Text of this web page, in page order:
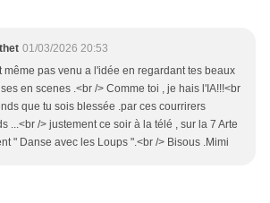
01/03/2026 20:53
même pas venu a l'idée en regardant tes beaux
en scenes .<br /> Comme toi , je hais l'IA!!!<br
que tu sois blessée .par ces courrirers
...<br /> justement ce soir à la télé , sur la 7 Arte
" Danse avec les Loups ".<br /> Bisous .Mimi